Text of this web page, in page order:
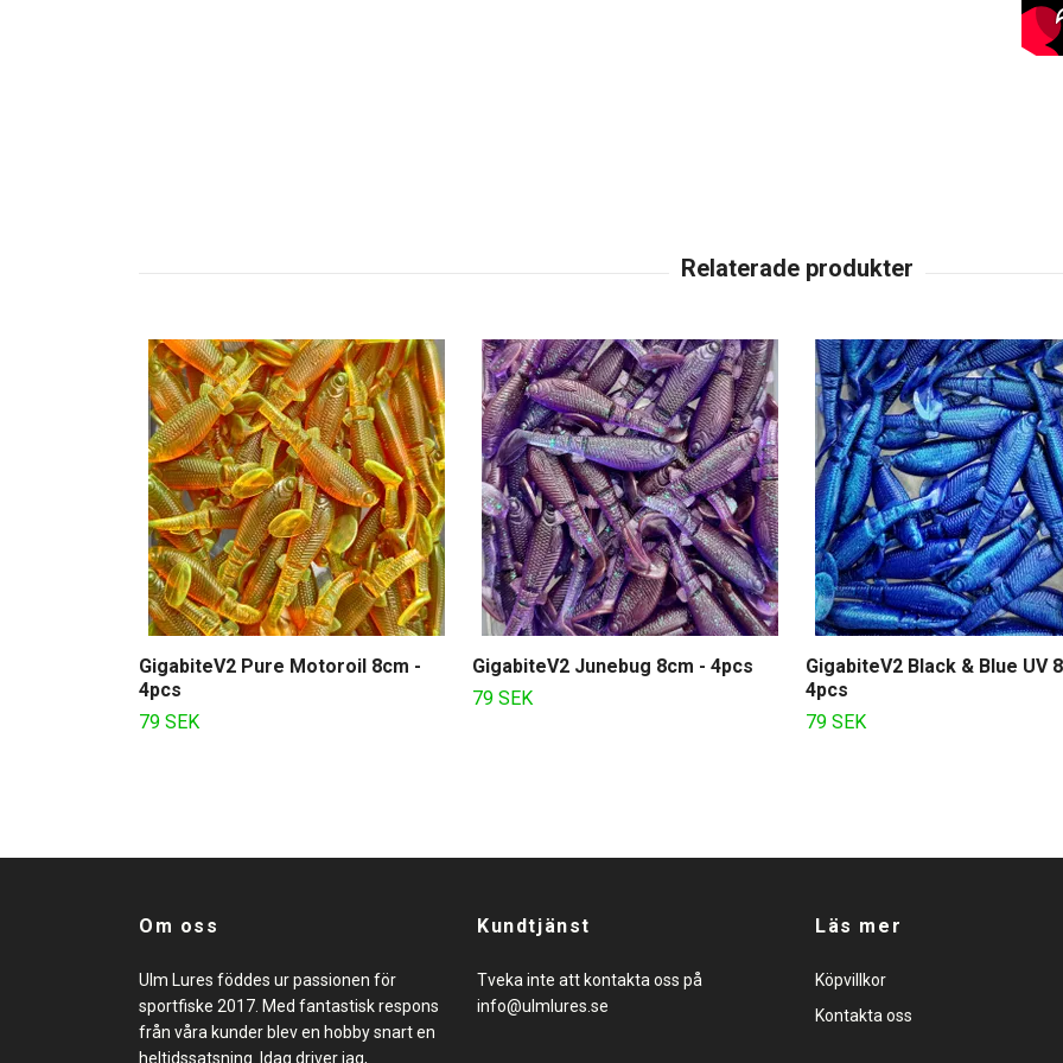
GigabiteV2 Pure Motoroil 8cm -
4pcs
79 SEK
GigabiteV2 Junebug 8cm - 4pcs
79 SEK
GigabiteV2 Black & Blue UV
4pcs
79 SEK
Om oss
Ulm Lures föddes ur passionen för
sportfiske 2017. Med fantastisk respons
från våra kunder blev en hobby snart en
heltidssatsning. Idag driver jag,
Kundtjänst
Tveka inte att kontakta oss på
info@ulmlures.se
Läs mer
Köpvillkor
Kontakta oss